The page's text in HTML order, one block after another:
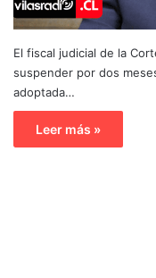
El fiscal judicial de la
suspender por dos
adoptada…
Leer más »